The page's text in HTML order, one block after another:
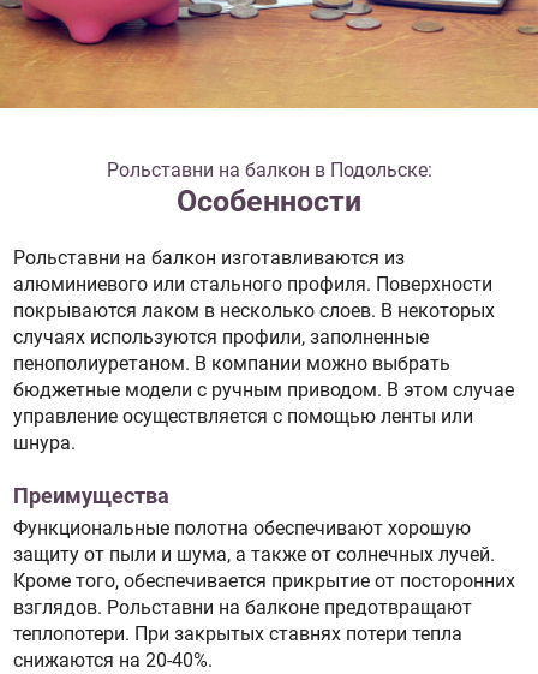
Рольставни на балкон в Подольске:
Особенности
Рольставни на балкон изготавливаются из
алюминиевого или стального профиля. Поверхности
покрываются лаком в несколько слоев. В некоторых
случаях используются профили, заполненные
пенополиуретаном. В компании можно выбрать
бюджетные модели с ручным приводом. В этом случае
управление осуществляется с помощью ленты или
шнура.
Преимущества
Функциональные полотна обеспечивают хорошую
защиту от пыли и шума, а также от солнечных лучей.
Кроме того, обеспечивается прикрытие от посторонних
взглядов. Рольставни на балконе предотвращают
теплопотери. При закрытых ставнях потери тепла
снижаются на 20-40%.